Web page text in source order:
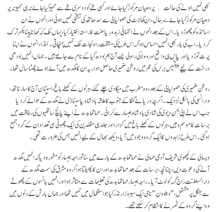
بھی نہیں ہونے کی حالت﴾ پر دھیان مرکوز کیا جائے اور کسی شے کو دوسری شے سے ممیز کیا جائے نہ ہی ممیز نہ پر
دھیان مرکوز کیا جائے۔ بہر حال، ان کمالات کی حصولیابی سے سدھاتھ کی تشفّی نہیں ہوئی اور انہوں نے ان
اساتذہ کو چھوڑ دیا۔ اس کے بعد انہوں نے انتہائی زہد و ریاضت کا راستہ اختیار کیا، یہاں تک کہ کھانا پینا یکسر ترک
کر دیا۔ اب کی بار بھی انہیں احساس ہوا کہ اس طرح کی مشقت راہ نجات تک نہیں پہنچاتی۔ لہٰذا ، انہوں نے اپنا
پرت توڑ دیا اور پاس ہی واقع اوروولا کی راہ لی جسے آج ہم بودھ گیا کے نام سے جانتے ہیں۔ جہاں انہیں بودھی
درخت کے نیچے پینتیس برس کی عمرمیں روشن ضمیری حاصل ہوا۔ یہ ان کا مگدھ میں آئے ہوئے چھٹا سال تھا۔
روشن ضمیری کی حصولیابی کے بعد، وہ مغرب میں میگادی چلے گئے، ہرنوں کے کھلے باغ، اسپٹان آج کا سارناتھ،
وارانسی کی بالکل نزدیک۔ اگرچہ دریائے گنگا کے جنوب کا علاقہ بادشاہ پاسیناڈی نے مگدھ کے حوالے کردیا
جب اس نے اپنی بہن دیوی کی شادی بادشاہ بمبسار سے کرائی۔ مہاتما بدھ نے اپنے پانچ ساتھیوں کی رفاقت میں
برسات کا موسم وہیں، ہرنوں کے کھلے باغ میں گزارا اور جلد ہی مقلدین کی ایک چھوٹی سی تعداد ان کے گرد جمع
ہوگئی۔ اس طرح زاہدوں کا ایک گروہ وجود میں آیا، دیکھ بھال کے لیے انہیں جس کی ضرورت تھی۔
ویسالی کے لچھوی شریف آدمی مہالی نے مہاتما بدھ کے بارے میں سنا تو راجہ بمبسار کو مشورہ دیا کہ انہیں مگدھ
آنے کی دعوت دیں، چنانچہ، برسات کے بعد مہاتما بدھ اور ان کا پھیلتا ہوا گروہ مشرق کی سمت مگدھ کے
دارالسلطنت راج گہہ کو لوٹ آیا۔ راجہ بمبسار مہاتما بدھ کی تعلیمات سے متاثر ہوا اور انہیں بانسوں کے چھوٹے
سے جنگل پر مشتمل، "ویلوون" نامی ایک سبزہ زار نذر کیا جو استعمال میں نہیں تھا اور جہاں بارش کے دنوں میں
وہ اپنے گروہ کے ٹھہرنے کا انتظام کر سکتے تھے۔